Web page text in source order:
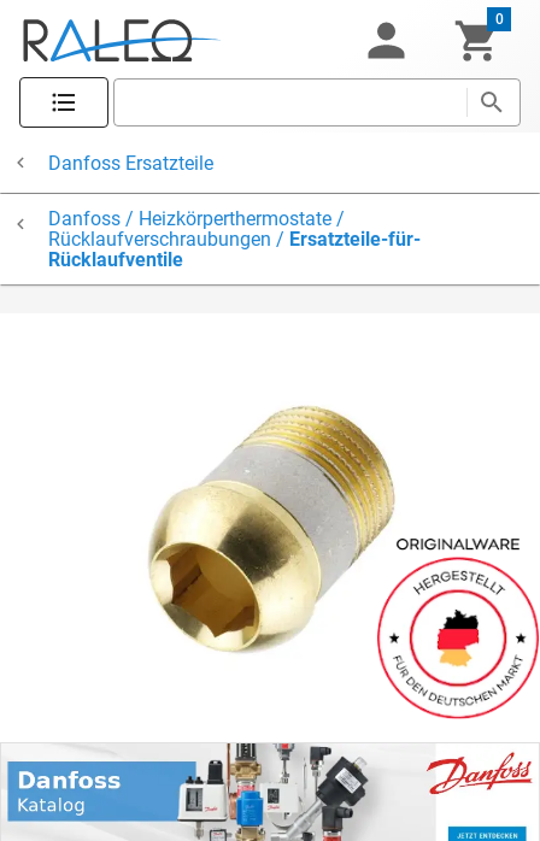
0
Danfoss Ersatzteile
Danfoss / Heizkörperthermostate /
Rücklaufverschraubungen / Ersatzteile-für-
Rücklaufventile